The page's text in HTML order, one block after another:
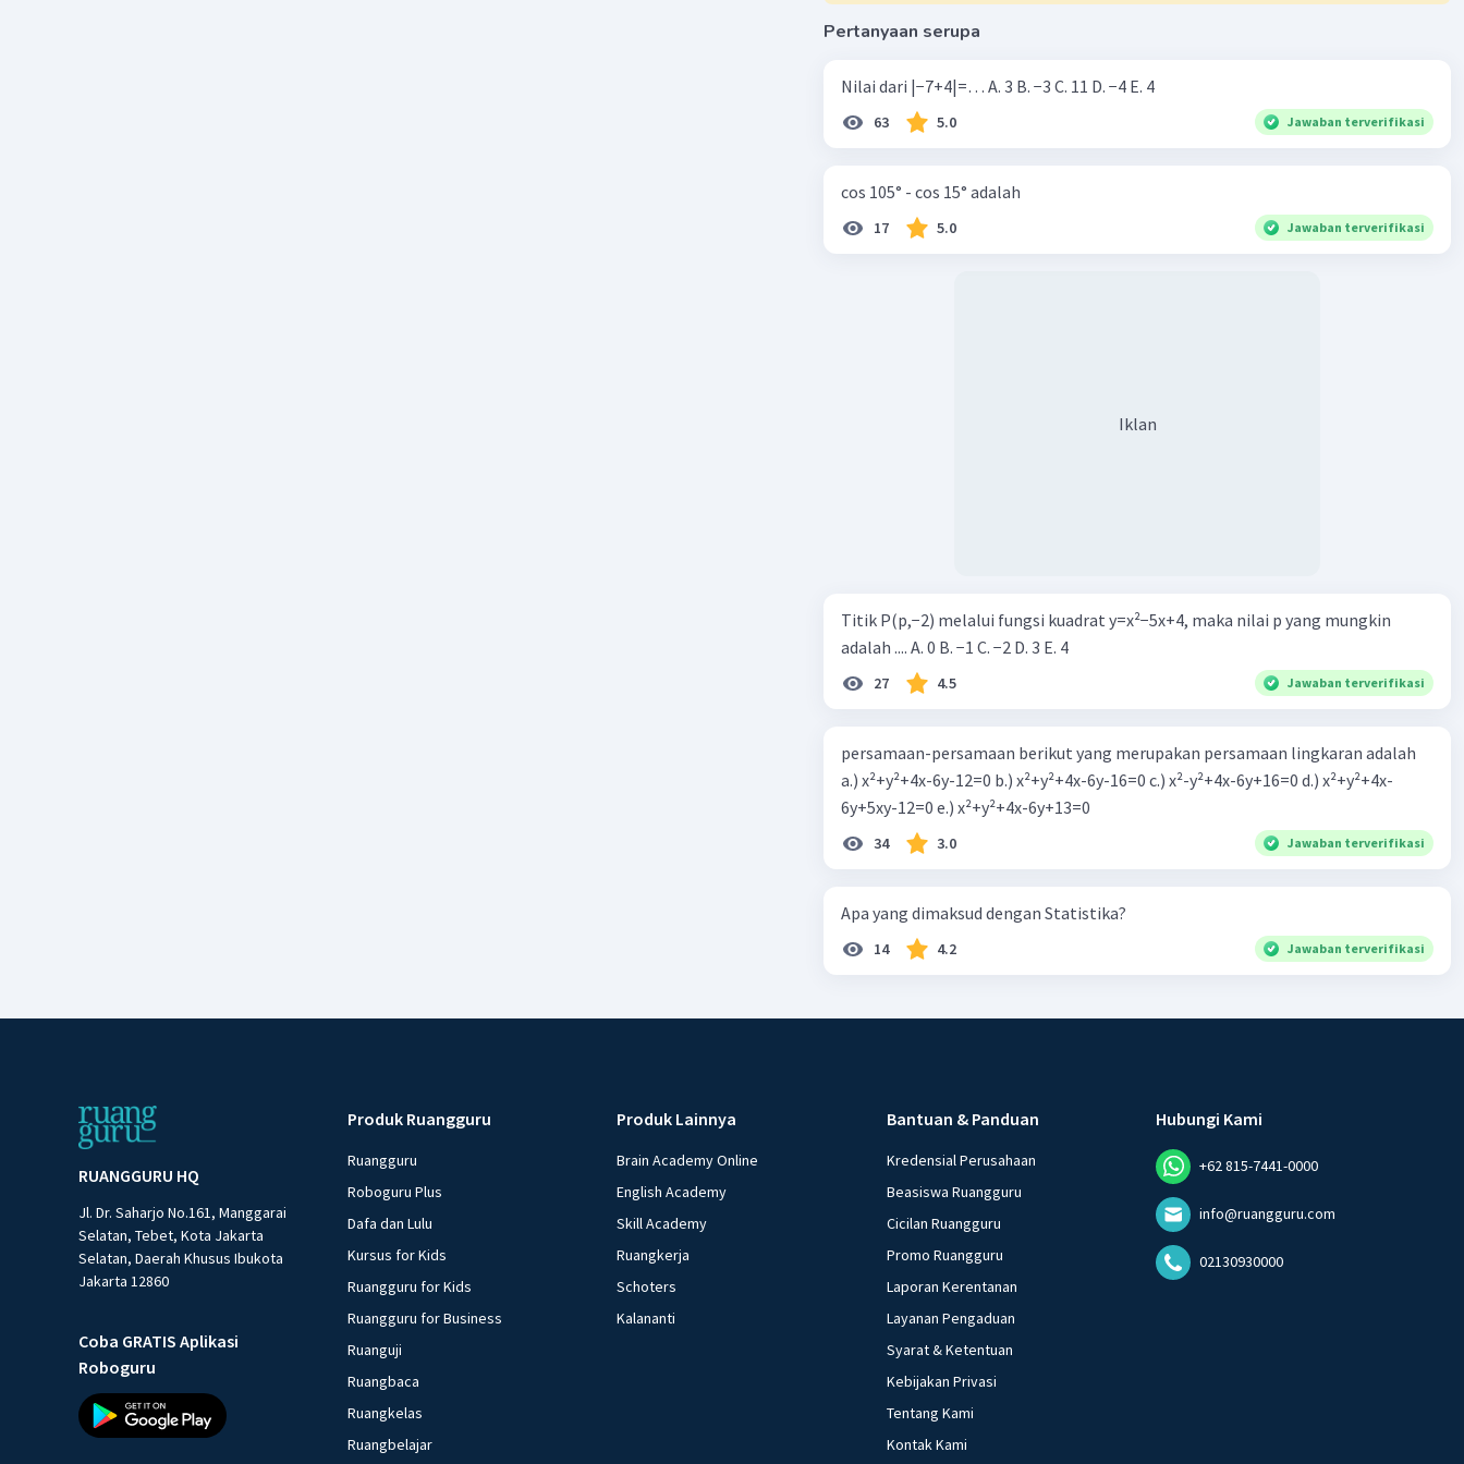
Beri Rating
Pertanyaan serupa
Nilai dari |−7+4|=… A. 3 B. −3 C. 11 D. −4 E. 4
63 5.0 Jawaban terverifikasi
cos 105° - cos 15° adalah
17 5.0 Jawaban terverifikasi
Iklan
Titik P(p,−2) melalui fungsi kuadrat y=x²−5x+4, maka nilai p yang mungkin
adalah .... A. 0 B. −1 C. −2 D. 3 E. 4
27 4.5 Jawaban terverifikasi
persamaan-persamaan berikut yang merupakan persamaan lingkaran adalah
a.) x²+y²+4x-6y-12=0 b.) x²+y²+4x-6y-16=0 c.) x²-y²+4x-6y+16=0 d.) x²+y²+4x-
6y+5xy-12=0 e.) x²+y²+4x-6y+13=0
34 3.0 Jawaban terverifikasi
Apa yang dimaksud dengan Statistika?
14 4.2 Jawaban terverifikasi
RUANGGURU HQ
Jl. Dr. Saharjo No.161, Manggarai
Selatan, Tebet, Kota Jakarta
Selatan, Daerah Khusus Ibukota
Jakarta 12860
Coba GRATIS Aplikasi
Roboguru
Produk Ruangguru
Ruangguru
Roboguru Plus
Dafa dan Lulu
Kursus for Kids
Ruangguru for Kids
Ruangguru for Business
Ruanguji
Ruangbaca
Ruangkelas
Ruangbelajar
Produk Lainnya
Brain Academy Online
English Academy
Skill Academy
Ruangkerja
Schoters
Kalananti
Bantuan & Panduan
Kredensial Perusahaan
Beasiswa Ruangguru
Cicilan Ruangguru
Promo Ruangguru
Laporan Kerentanan
Layanan Pengaduan
Syarat & Ketentuan
Kebijakan Privasi
Tentang Kami
Kontak Kami
Hubungi Kami
+62 815-7441-0000
info@ruangguru.com
02130930000